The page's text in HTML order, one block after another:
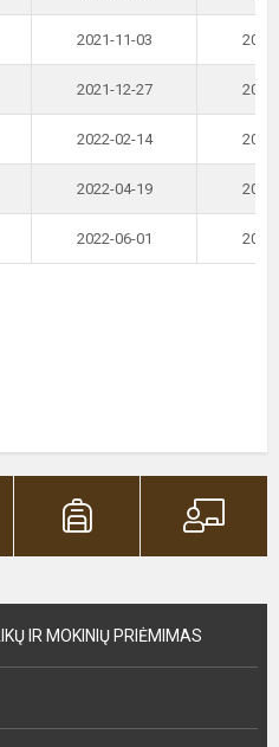
2021-11-03
2021-12-27
2022-02-14
2022-04-19
2022-06-01
IR MOKINIŲ PRIĖMIMAS